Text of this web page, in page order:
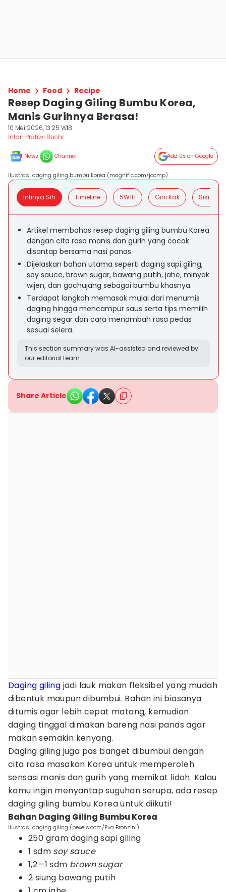
Home Food Recipe
Resep Daging Giling Bumbu Korea,
Manis Gurihnya Berasa!
10 Mei 2026, 13:25 WIB
Intan Pratiwi Buchr
News Channel Add Us on Google
ilustrasi daging giling bumbu korea (magnific.com/jcomp)
Intinya Sih Timeline 5W1H Gini Kak Sisi
Artikel membahas resep daging giling bumbu Korea
dengan cita rasa manis dan gurih yang cocok
disantap bersama nasi panas.
Dijelaskan bahan utama seperti daging sapi giling,
soy sauce, brown sugar, bawang putih, jahe, minyak
wijen, dan gochujang sebagai bumbu khasnya.
Terdapat langkah memasak mulai dari menumis
daging hingga mencampur saus serta tips memilih
daging segar dan cara menambah rasa pedas
sesuai selera.
This section summary was AI-assisted and reviewed by
our editorial team.
Share Article
Daging giling jadi lauk makan fleksibel yang mudah
dibentuk maupun dibumbui. Bahan ini biasanya
ditumis agar lebih cepat matang, kemudian
daging tinggal dimakan bareng nasi panas agar
makan semakin kenyang.
Daging giling juga pas banget dibumbui dengan
cita rasa masakan Korea untuk memperoleh
sensasi manis dan gurih yang memikat lidah. Kalau
kamu ingin menyantap suguhan serupa, ada resep
daging giling bumbu Korea untuk diikuti!
Bahan Daging Giling Bumbu Korea
ilustrasi daging giling (pexels.com/Eva Bronzini)
250 gram daging sapi giling
1 sdm soy sauce
1,2—1 sdm brown sugar
2 siung bawang putih